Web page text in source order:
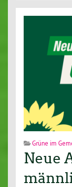
Grüne im
Neue